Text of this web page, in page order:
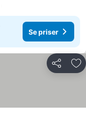
Se priser
Del